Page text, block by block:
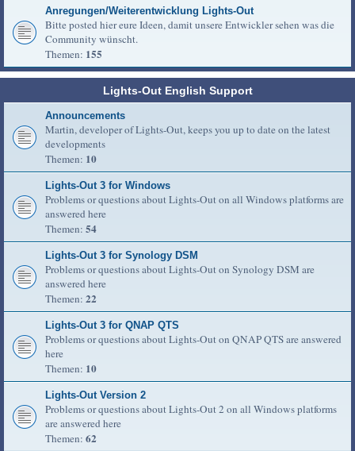
Anregungen/Weiterentwicklung Lights-Out
Bitte posted hier eure Ideen, damit unsere Entwickler sehen was die
Community wünscht.
Themen: 155
Lights-Out English Support
Announcements
Martin, developer of Lights-Out, keeps you up to date on the latest
developments
Themen: 10
Lights-Out 3 for Windows
Problems or questions about Lights-Out on all Windows platforms are
answered here
Themen: 54
Lights-Out 3 for Synology DSM
Problems or questions about Lights-Out on Synology DSM are
answered here
Themen: 22
Lights-Out 3 for QNAP QTS
Problems or questions about Lights-Out on QNAP QTS are answered
here
Themen: 10
Lights-Out Version 2
Problems or questions about Lights-Out 2 on all Windows platforms
are answered here
Themen: 62